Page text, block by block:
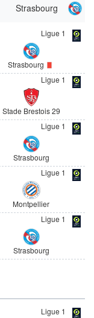
Strasbourg
Ligue 1
Strasbourg
Ligue 1
Stade Brestois 29
Ligue 1
Strasbourg
Ligue 1
Montpellier
Ligue 1
Strasbourg
Ligue 1